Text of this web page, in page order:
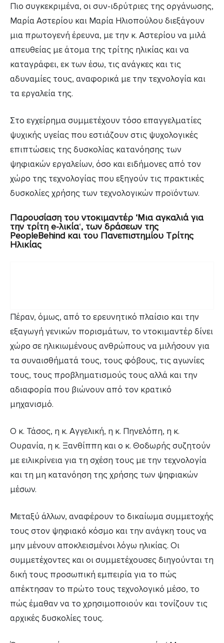
Πιο συγκεκριμένα, οι συν-ιδρύτριες της οργάνωσης,
Μαρία Αστερίου και Μαρία Ηλιοπούλου διεξάγουν
μια πρωτογενή έρευνα, με την κ. Αστερίου να μιλά
απευθείας με άτομα της τρίτης ηλικίας και να
καταγράφει, εκ των έσω, τις ανάγκες και τις
αδυναμίες τους, αναφορικά με την τεχνολογία και
τα εργαλεία της.
Στο εγχείρημα συμμετέχουν τόσο επαγγελματίες
ψυχικής υγείας που εστιάζουν στις ψυχολογικές
επιπτώσεις της δυσκολίας κατανόησης των
ψηφιακών εργαλείων, όσο και ειδήμονες από τον
χώρο της τεχνολογίας που εξηγούν τις πρακτικές
δυσκολίες χρήσης των τεχνολογικών προϊόντων.
Παρουσίαση του ντοκιμαντέρ ‘Μια αγκαλιά για
την τρίτη e-λικία‘, των δράσεων της
PeopleBehind και του Πανεπιστημίου Τρίτης
Ηλικίας
Πέραν, όμως, από το ερευνητικό πλαίσιο και την
εξαγωγή γενικών πορισμάτων, το ντοκιμαντέρ δίνει
χώρο σε ηλικιωμένους ανθρώπους να μιλήσουν για
τα συναισθήματά τους, τους φόβους, τις αγωνίες
τους, τους προβληματισμούς τους αλλά και την
αδιαφορία που βιώνουν από τον κρατικό
μηχανισμό.
Ο κ. Τάσος, η κ. Αγγελική, η κ. Πηνελόπη, η κ.
Ουρανία, η κ. Ξανθίππη και ο κ. Θοδωρής συζητούν
με ειλικρίνεια για τη σχέση τους με την τεχνολογία
και τη μη κατανόηση της χρήσης των ψηφιακών
μέσων.
Μεταξύ άλλων, αναφέρουν το δικαίωμα συμμετοχής
τους στον ψηφιακό κόσμο και την ανάγκη τους να
μην μένουν αποκλεισμένοι λόγω ηλικίας. Οι
συμμετέχοντες και οι συμμετέχουσες διηγούνται τη
δική τους προσωπική εμπειρία για το πώς
απέκτησαν το πρώτο τους τεχνολογικό μέσο, το
πώς έμαθαν να το χρησιμοποιούν και τονίζουν τις
αρχικές δυσκολίες τους.